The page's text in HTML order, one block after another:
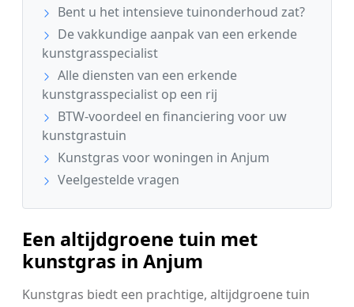
Bent u het intensieve tuinonderhoud zat?
De vakkundige aanpak van een erkende
kunstgrasspecialist
Alle diensten van een erkende
kunstgrasspecialist op een rij
BTW-voordeel en financiering voor uw
kunstgrastuin
Kunstgras voor woningen in Anjum
Veelgestelde vragen
Een altijdgroene tuin met
kunstgras in Anjum
Kunstgras biedt een prachtige, altijdgroene tuin